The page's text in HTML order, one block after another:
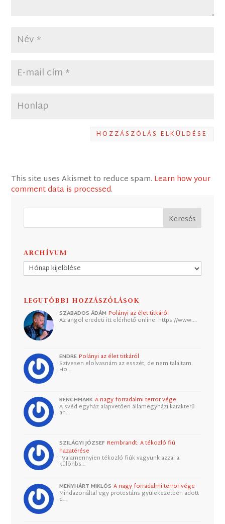
HOZZÁSZÓLÁS ELKÜLDÉSE
This site uses Akismet to reduce spam. Learn how your
comment data is processed.
ARCHÍVUM
Archívum
LEGUTÓBBI HOZZÁSZÓLÁSOK
SZABADOS ÁDÁM Polányi az élet titkáról
Az angol eredeti itt elérhető online: https://www.…
ENDRE Polányi az élet titkáról
Szívesen elolvasnám az esszét, de nem találtam.
Ho…
BENCHMARK A nagy forradalmi terror vége
A svéd egyház alapvetően államegyházi karakterű
an…
SZILÁGYI JÓZSEF Rembrandt: A tékozló fiú
hazatérése
"Valamennyien tékozló fiúk vagyunk azzal a
különbs…
MENYHÁRT MIKLÓS A nagy forradalmi terror vége
Mindazonáltal egy protestáns gyülekezetben adott
d…